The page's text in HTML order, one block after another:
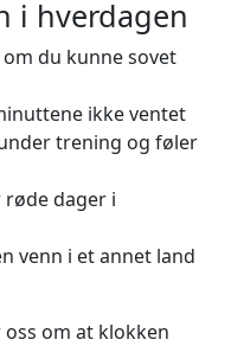
i hverdagen
du kunne sovet
ikke ventet
trening og føler
dager i
venn i et annet land
om at klokken